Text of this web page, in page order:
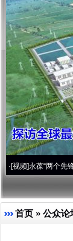
永葆“两个先锋队”本色
首页 » 公众论